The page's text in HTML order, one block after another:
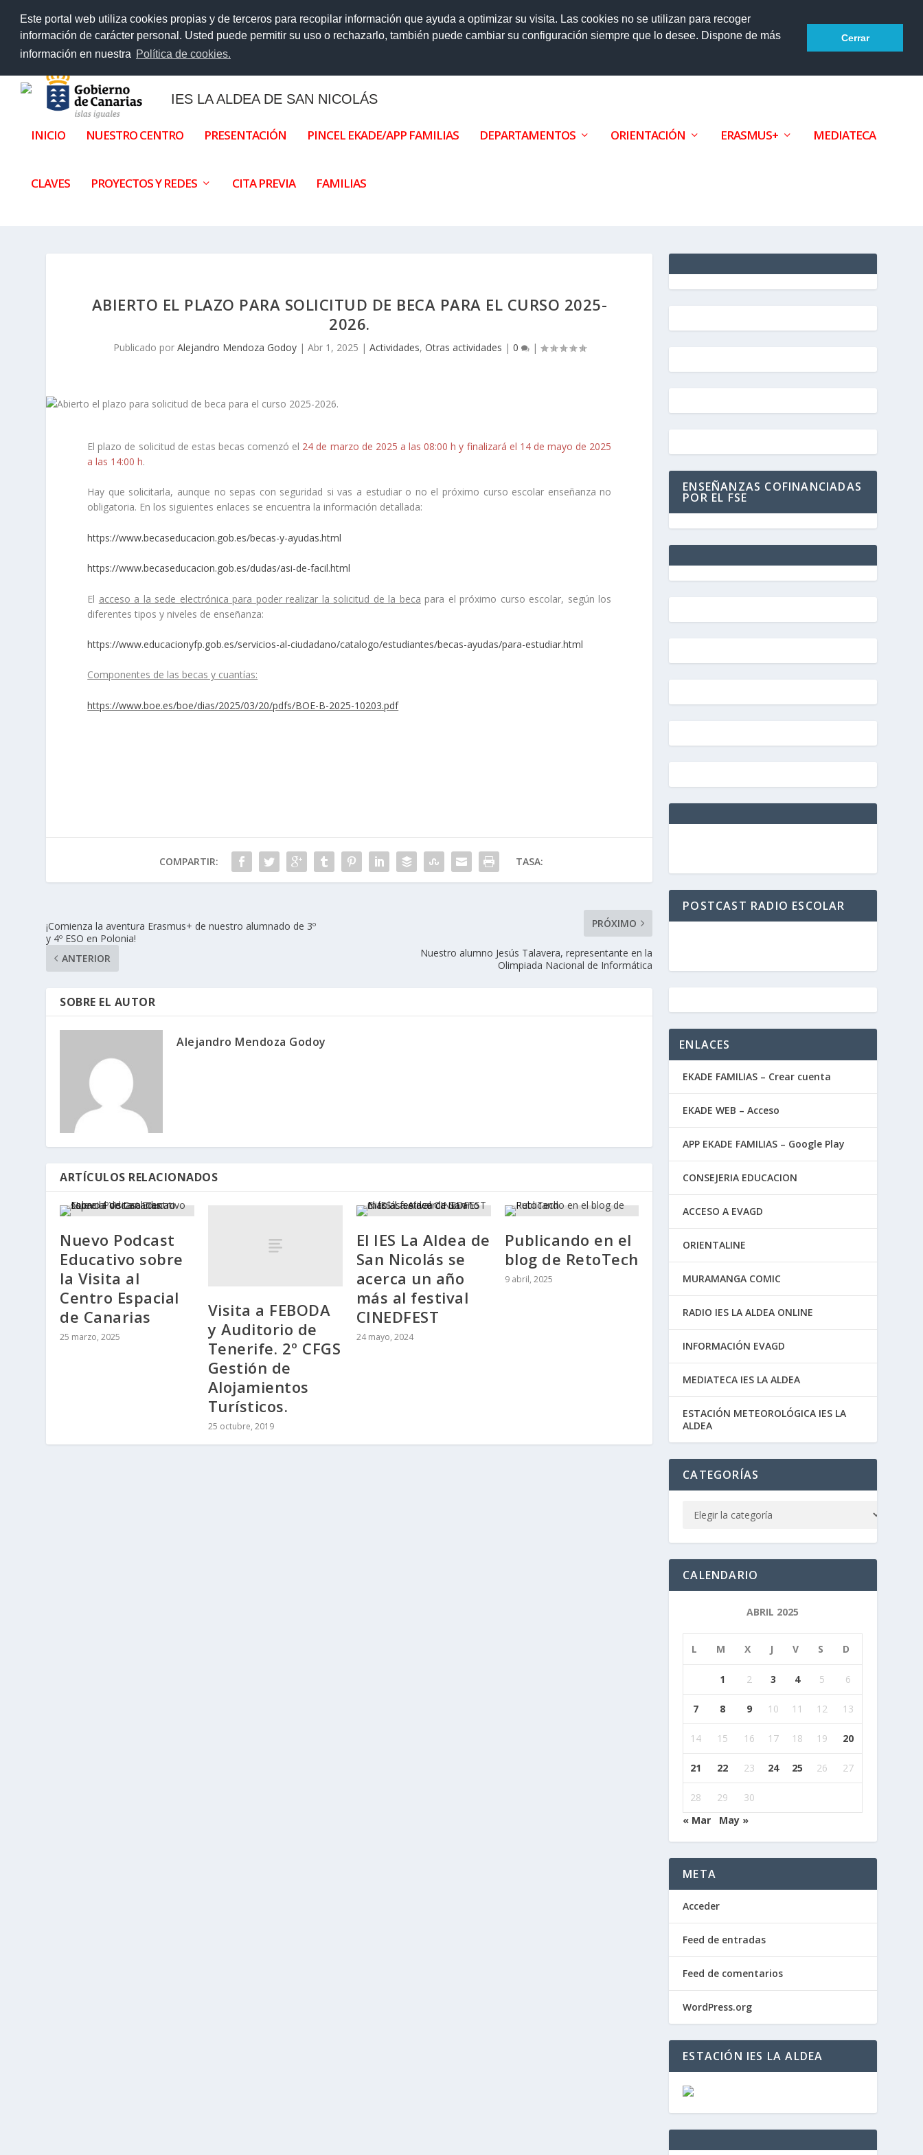
Este portal web utiliza cookies propias y de terceros para recopilar información que ayuda a optimizar su visita. Las cookies no se utilizan para recoger
información de carácter personal. Usted puede permitir su uso o rechazarlo, también puede cambiar su configuración siempre que lo desee. Dispone de más
información en nuestra Política de cookies.
Cerrar
TENDENCIAS: Libros de texto y material impreso curso 26-27
IES LA ALDEA DE SAN NICOLÁS
INICIO NUESTRO CENTRO PRESENTACIÓN PINCEL EKADE/APP FAMILIAS DEPARTAMENTOS ORIENTACIÓN ERASMUS+ MEDIATECA
CLAVES PROYECTOS Y REDES CITA PREVIA FAMILIAS
ABIERTO EL PLAZO PARA SOLICITUD DE BECA PARA EL CURSO 2025-
2026.
Publicado por Alejandro Mendoza Godoy| Abr 1, 2025 | Actividades, Otras actividades | 0 |
El plazo de solicitud de estas becas comenzó el 24 de marzo de 2025 a las 08:00 h y finalizará el 14 de mayo de 2025
a las 14:00 h.
Hay que solicitarla, aunque no sepas con seguridad si vas a estudiar o no el próximo curso escolar enseñanza no
obligatoria. En los siguientes enlaces se encuentra la información detallada:
https://www.becaseducacion.gob.es/becas-y-ayudas.html
https://www.becaseducacion.gob.es/dudas/asi-de-facil.html
El acceso a la sede electrónica para poder realizar la solicitud de la beca para el próximo curso escolar, según los
diferentes tipos y niveles de enseñanza:
https://www.educacionyfp.gob.es/servicios-al-ciudadano/catalogo/estudiantes/becas-ayudas/para-estudiar.html
Componentes de las becas y cuantías:
https://www.boe.es/boe/dias/2025/03/20/pdfs/BOE-B-2025-10203.pdf
COMPARTIR: TASA:
¡Comienza la aventura Erasmus+ de nuestro alumnado de 3º
y 4º ESO en Polonia!
ANTERIOR
PRÓXIMO
Nuestro alumno Jesús Talavera, representante en la
Olimpiada Nacional de Informática
SOBRE EL AUTOR
Alejandro Mendoza Godoy
ARTÍCULOS RELACIONADOS
Nuevo Podcast
Educativo sobre
la Visita al
Centro Espacial
de Canarias
25 marzo, 2025
Visita a FEBODA
y Auditorio de
Tenerife. 2º CFGS
Gestión de
Alojamientos
Turísticos.
25 octubre, 2019
El IES La Aldea de
San Nicolás se
acerca un año
más al festival
CINEDFEST
24 mayo, 2024
Publicando en el
blog de RetoTech
9 abril, 2025
ENSEÑANZAS COFINANCIADAS
POR EL FSE
POSTCAST RADIO ESCOLAR
ENLACES
EKADE FAMILIAS – Crear cuenta
EKADE WEB – Acceso
APP EKADE FAMILIAS – Google Play
CONSEJERIA EDUCACION
ACCESO A EVAGD
ORIENTALINE
MURAMANGA COMIC
RADIO IES LA ALDEA ONLINE
INFORMACIÓN EVAGD
MEDIATECA IES LA ALDEA
ESTACIÓN METEOROLÓGICA IES LA
ALDEA
CATEGORÍAS
CALENDARIO
ABRIL 2025
L M X J V S D
1 2 3 4 5 6
7 8 9 10 11 12 13
14 15 16 17 18 19 20
21 22 23 24 25 26 27
28 29
30
« Mar
May »
META
Acceder
Feed de entradas
Feed de comentarios
WordPress.org
ESTACIÓN IES LA ALDEA